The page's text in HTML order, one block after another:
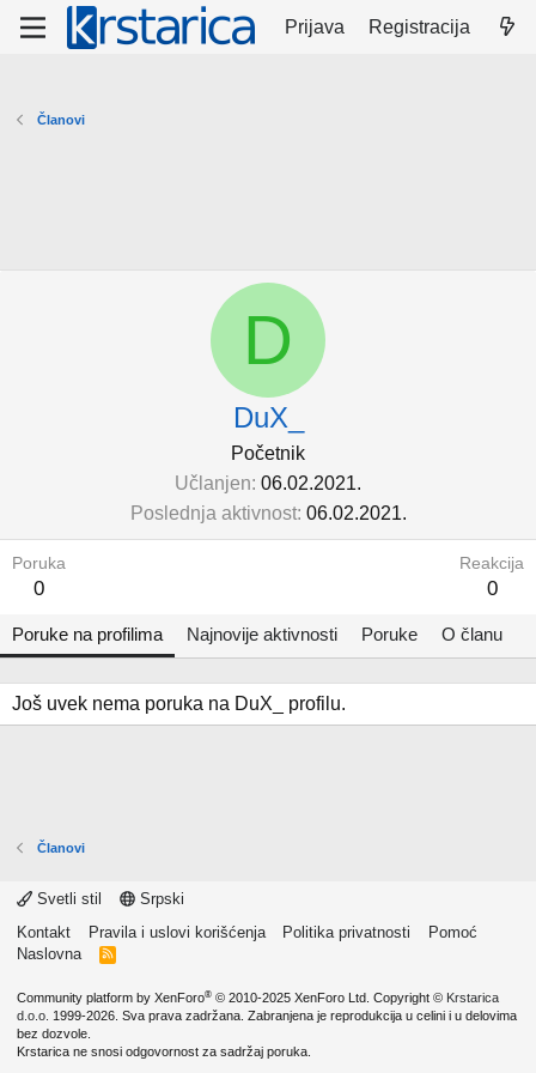
Prijava Registracija
Članovi
D
DuX_
Početnik
Učlanjen 06.02.2021.
Poslednja aktivnost 06.02.2021.
Poruka
0
Reakcija
0
Poruke na profilima Najnovije aktivnosti Poruke O članu
Još uvek nema poruka na DuX_ profilu.
Članovi
Svetli stil
Srpski
Kontakt
Pravila i uslovi korišćenja Politika privatnosti
Pomoć
Naslovna
R
Community platform by XenForo® © 2010-2025 XenForo Ltd. Copyright © Krstarica
d.o.o. 1999-2026. Sva prava zadržana. Zabranjena je reprodukcija u celini i u delovima
bez dozvole.
Krstarica ne snosi odgovornost za sadržaj poruka.